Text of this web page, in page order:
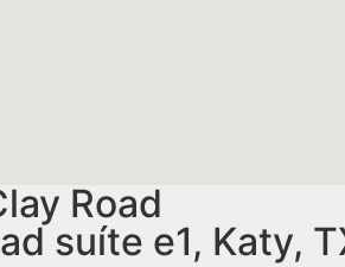
Road
suíte e1, Katy,